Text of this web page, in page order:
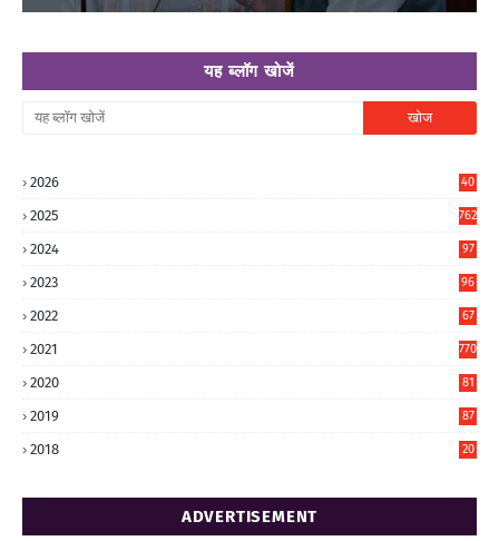
यह ब्लॉग खोजें
2026
40
2025 762
2024
97
2023
96
2022
67
2021 770
2020
81
2019
87
2018
20
ADVERTISEMENT